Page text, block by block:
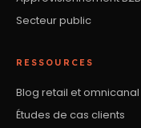
Secteur public
RESSOURCES
Blog retail et omnicanal
Études de cas clients